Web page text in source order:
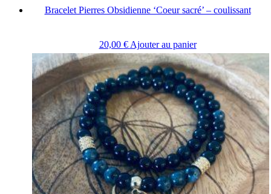
Bracelet Pierres Obsidienne ‘Coeur sacré’ – coulissant
20,00 € Ajouter au panier